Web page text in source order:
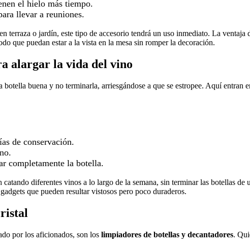
el hielo más tiempo.
llevar a reuniones.
terraza o jardín, este tipo de accesorio tendrá un uso inmediato. La
que puedan estar a la vista en la mesa sin romper la decoración.
alargar la vida del vino
buena y no terminarla, arriesgándose a que se estropee. Aquí entran
de conservación.
completamente la botella.
diferentes vinos a lo largo de la semana, sin terminar las botellas
que pueden resultar vistosos pero poco duraderos.
por los aficionados, son los limpiadores de botellas y decantadores.